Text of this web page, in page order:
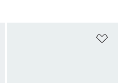
Pridať do zoznamu želaných